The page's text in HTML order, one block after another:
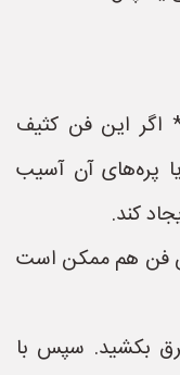
این فن کثیف
پره‌های آن آسیب
کند.
فن هم ممکن است
بکشید. سپس با